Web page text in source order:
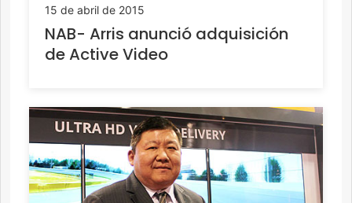
15 de abril de 2015
NAB- Arris anunció adquisición
de Active Video